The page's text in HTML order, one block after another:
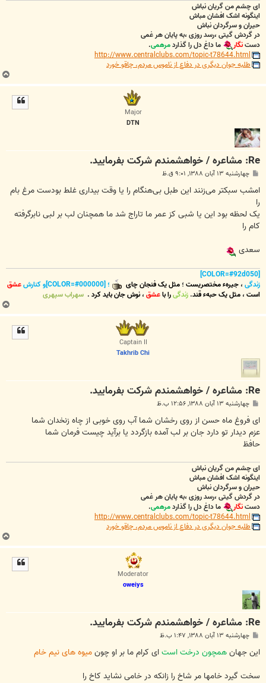
ای چشم من گریان نباش
اینگونه اشک افشان مباش
حیران و سرگردان نباش
در گردش گیتی ،رسد روزی ،به پایان هر غمی
دستنگار ما داغ دل را گذاردمرهمی.
http://www.centralclubs.com/topic-t78644.html
طلبه جوان دیگری در دفاع از ناموس مردم، چاقو خورد
ب
ا
Major
DTN
Re: مشاعره / خواهشمندم شرکت بفرماييد.
پ
ت
چهارشنبه ۱۳ آبان ۱۳۸۸, ۹:۰۱ ق.ظ
امشب سبکتر می‌زنند این طبل بی‌هنگام را یا وقت بیداری غلط بودست مرغ بام
را
یک لحظه بود این یا شبی کز عمر ما تاراج شد ما همچنان لب بر لبی نابرگرفته
کام را
سعدی
زندگی،جیرهء مختصریست؛مثل یک فنجان چای ؛ [COLOR=#000000]و کنارش
عشق
است،مثل یک حبهء قند. زندگیرا باعشق،نوش جانباید کرد. سهراب سپهری
ب
ا
Captain II
Takhrib Chi
Re: مشاعره / خواهشمندم شرکت بفرماييد.
پ
ت
چهارشنبه ۱۳ آبان ۱۳۸۸, ۱۲:۵۶ ب.ظ
ای فروغ ماه حسن از روی رخشان شما آب روی خوبی از چاه زنخدان شما
عزم دیدار تو دارد جان بر لب آمده بازگردد یا برآید چیست فرمان شما
حافظ
ای چشم من گریان نباش
اینگونه اشک افشان مباش
حیران و سرگردان نباش
در گردش گیتی ،رسد روزی ،به پایان هر غمی
دستنگار ما داغ دل را گذاردمرهمی.
http://www.centralclubs.com/topic-t78644.html
طلبه جوان دیگری در دفاع از ناموس مردم، چاقو خورد
ب
ا
Moderator
oweiys
Re: مشاعره / خواهشمندم شرکت بفرماييد.
پ
ت
چهارشنبه ۱۳ آبان ۱۳۸۸, ۱:۴۷ ب.ظ
این جهانهمچون درخت استای کرام ما بر او چونمیوه های نیم خام
سخت گیرد خامها مر شاخ را زانکه در خامی نشاید کاخ را